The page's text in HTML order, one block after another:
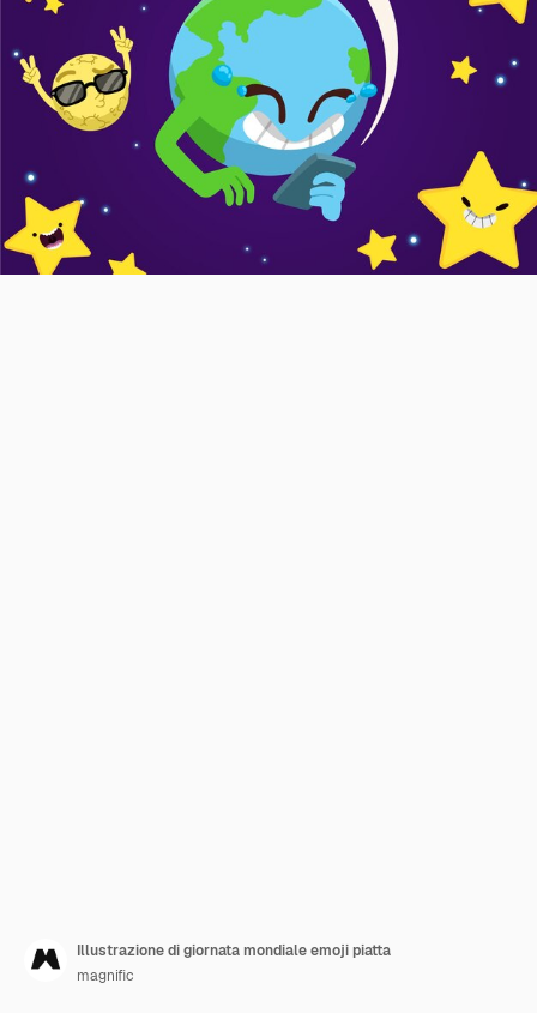
Illustrazione di giornata mondiale emoji piatta
magnific